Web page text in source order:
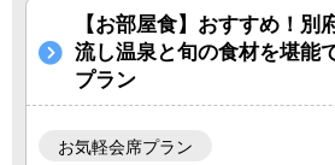
【お部屋食】おすすめ！別
流し温泉と旬の食材を堪能
プラン
お気軽会席プラン